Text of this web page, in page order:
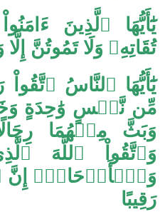
يَٰٓأَيُّهَا ٱلَّذِينَ
تُقَاتِهِۦ وَلَا تَمُوتُنَّ
يَٰٓأَيُّهَا ٱلنَّاسُ
مِّن نَّفۡسٍ وَٰحِدَةٍ
وَبَثَّ مِنۡهُمَا
وَٱتَّقُواْ ٱللَّهَ
وَٱلۡأَرۡحَامَۚ إِنَّ
رَقِيبًا